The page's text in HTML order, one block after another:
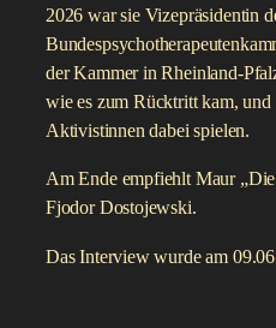
2026 war sie Vizepräsidentin
der Kammer in Rheinland-
wie es zum Rücktritt kam,
Aktivistinnen dabei spielen.
Am Ende empfiehlt Maur
Fjodor Dostojewski.
Das Interview wurde am